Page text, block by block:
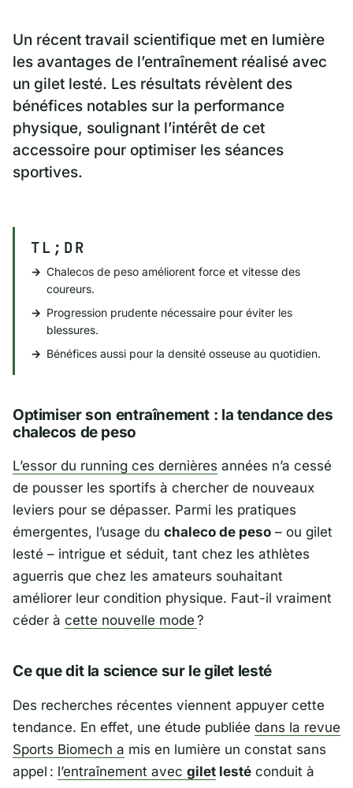
Un récent travail scientifique met en lumière
les avantages de l’entraînement réalisé avec
un gilet lesté. Les résultats révèlent des
bénéfices notables sur la performance
physique, soulignant l’intérêt de cet
accessoire pour optimiser les séances
sportives.
TL;DR
Chalecos de peso améliorent force et vitesse des
coureurs.
Progression prudente nécessaire pour éviter les
blessures.
Bénéfices aussi pour la densité osseuse au quotidien.
Optimiser son entraînement : la tendance des
chalecos de peso
L’essor du running ces dernières années n’a cessé
de pousser les sportifs à chercher de nouveaux
leviers pour se dépasser. Parmi les pratiques
émergentes, l’usage du chaleco de peso – ou gilet
lesté – intrigue et séduit, tant chez les athlètes
aguerris que chez les amateurs souhaitant
améliorer leur condition physique. Faut-il vraiment
céder à cette nouvelle mode ?
Ce que dit la science sur le gilet lesté
Des recherches récentes viennent appuyer cette
tendance. En effet, une étude publiée dans la revue
Sports Biomech a mis en lumière un constat sans
appel : l’entraînement avec gilet lesté conduit à